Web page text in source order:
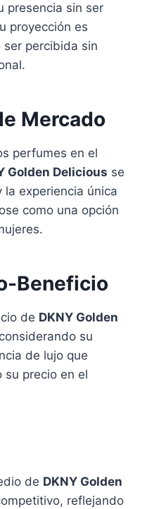
presencia sin ser
proyección es
percibida sin
Mercado
perfumes en el
Golden Delicious se
experiencia única
como una opción
Beneficio
de DKNY Golden
su
de lujo que
su precio en el
de DKNY Golden
reflejando